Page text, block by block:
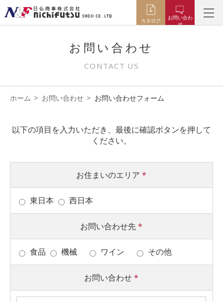
カタログ
お問い合わ
せ
お問い合わせ
CONTACT US
ホーム お問い合わせ お問い合わせフォーム
以下の項目を入力いただき、最後に確認ボタンを押して
ください。
お住まいのエリア*
東日本 西日本
お問い合わせ先*
食品 機械 ワイン その他
お問い合わせ*